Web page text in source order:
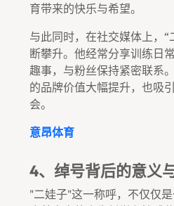
育带来的快乐与希望。
与此同时，在社交媒体上，“
断攀升。他经常分享训练日
趣事，与粉丝保持紧密联系
的品牌价值大幅提升，也吸
会。
意昂体育
4、绰号背后的意义
"二娃子"这一称呼，不仅仅